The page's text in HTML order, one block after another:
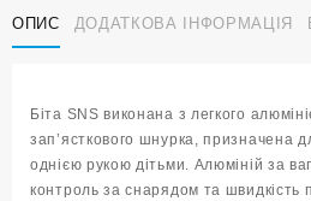
21
чорна
ОПИС ДОДАТКОВА ІНФОРМАЦІЯ
Біта SNS виконана з легкого
зап’ясткового шнурка, призначена
однією рукою дітьми. Алюміній за
контроль за снарядом та швидкість